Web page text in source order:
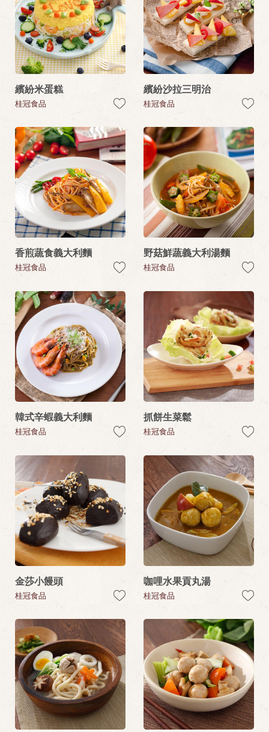
繽紛米蛋糕
桂冠食品
繽紛沙拉三明治
桂冠食品
香煎蔬食義大利麵
桂冠食品
野菇鮮蔬義大利湯麵
桂冠食品
韓式辛蝦義大利麵
桂冠食品
抓餅生菜鬆
桂冠食品
金莎小饅頭
桂冠食品
咖哩水果貢丸湯
桂冠食品